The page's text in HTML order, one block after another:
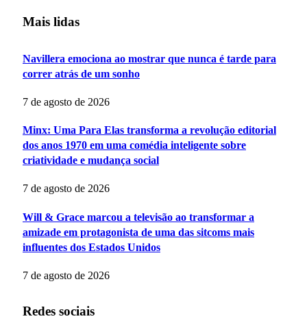
Mais lidas
Navillera emociona ao mostrar que nunca é tarde para
correr atrás de um sonho
7 de agosto de 2026
Minx: Uma Para Elas transforma a revolução editorial
dos anos 1970 em uma comédia inteligente sobre
criatividade e mudança social
7 de agosto de 2026
Will & Grace marcou a televisão ao transformar a
amizade em protagonista de uma das sitcoms mais
influentes dos Estados Unidos
7 de agosto de 2026
Redes sociais